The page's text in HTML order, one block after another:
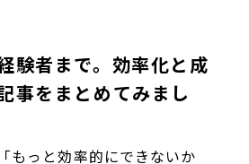
験者まで。効率化と成
事をまとめてみまし
もっと効率的にできないか